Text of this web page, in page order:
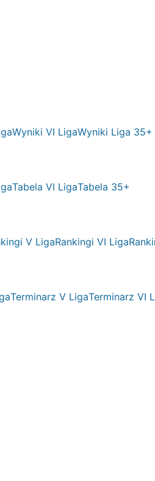
Wyniki VI LigaWyniki Liga 35+
Tabela VI LigaTabela 35+
V LigaRankingi VI Liga
Terminarz V LigaTerminarz VI